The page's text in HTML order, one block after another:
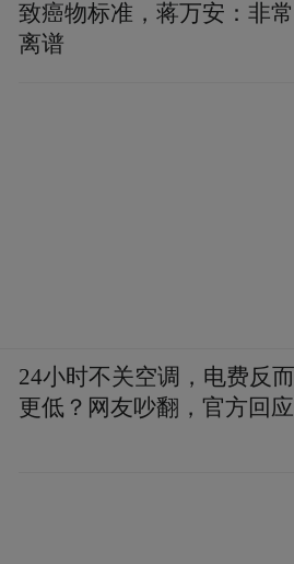
致癌物标准，蒋万安：非常
离谱
24小时不关空调，电费反而
更低？网友吵翻，官方回应